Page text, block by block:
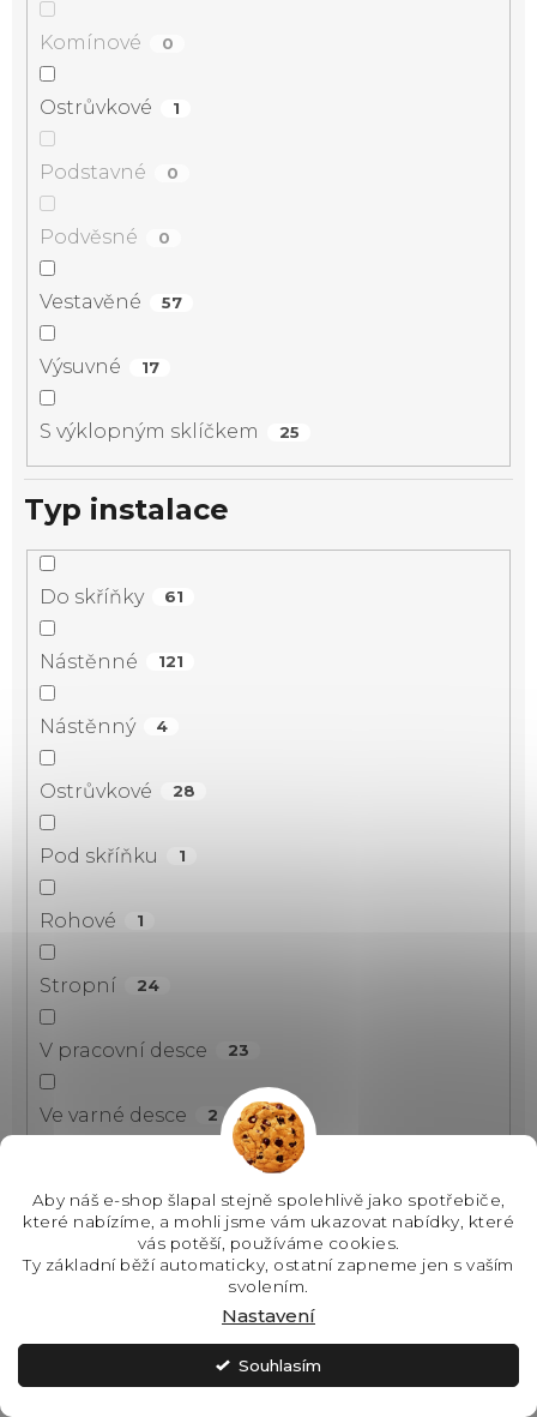
Aby náš e-shop šlapal stejně spolehlivě jako spotřebiče,
které nabízíme, a mohli jsme vám ukazovat nabídky, které
vás potěší, používáme cookies.
Ty základní běží automaticky, ostatní zapneme jen s vaším
svolením.
Nastavení
Souhlasím
Komínové 0
Ostrůvkové 1
Podstavné 0
Podvěsné 0
Vestavěné 57
Výsuvné 17
S výklopným sklíčkem 25
Typ instalace
Do skříňky 61
Nástěnné 121
Nástěnný 4
Ostrůvkové 28
Pod skříňku 1
Rohové 1
Stropní 24
V pracovní desce 23
Ve varné desce 2
122